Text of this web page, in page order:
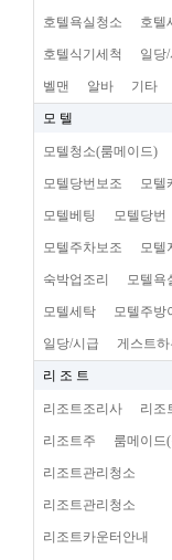
호텔욕실청소 호텔
호텔식기세척 일당
벨맨 알바 기타
모 텔
모텔청소(룸메이드)
모텔당번보조 모텔
모텔베팅 모텔당번
모텔주차보조 모텔
숙박업조리 모텔욕
모텔세탁 모텔주방
일당/시급 게스트하
리 조 트
리조트조리사 리조
리조트주 룸메이드
리조트관리청소
리조트관리청소
리조트카운터안내